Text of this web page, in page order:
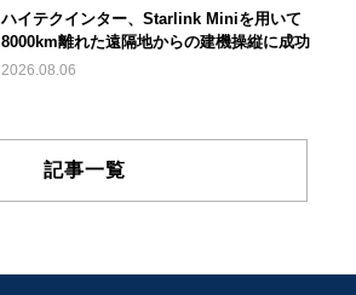
ハイテクインター、Starlink Miniを用いて
8000km離れた遠隔地からの建機操縦に成功
2026.08.06
記事一覧